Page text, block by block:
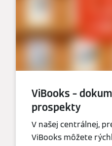
ViBooks –
prospekty
V našej centrálnej,
ViBooks môžete